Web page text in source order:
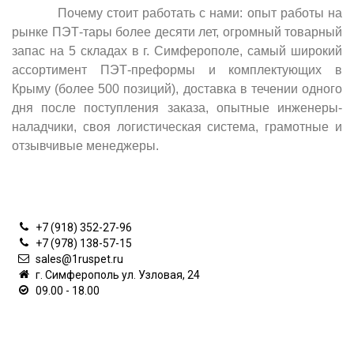
Почему стоит работать с нами: опыт работы на
рынке ПЭТ-тары более десяти лет, огромный товарный
запас на 5 складах в г. Симферополе, самый широкий
ассортимент ПЭТ-преформы и комплектующих в
Крыму (более 500 позиций), доставка в течении одного
дня после поступления заказа, опытные инженеры-
наладчики, своя логистическая система, грамотные и
отзывчивые менеджеры.
+7 (918) 352-27-96
+7 (978) 138-57-15
sales@1ruspet.ru
г. Симферополь ул. Узловая, 24
09.00 - 18.00